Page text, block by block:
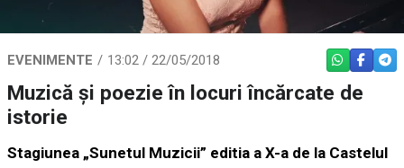
EVENIMENTE 13:02 / 22/05/2018 WHATSAPP
Muzică și poezie în locuri încărcate de
istorie
Stagiunea „Sunetul Muzicii” editia a X-a de la Castelul